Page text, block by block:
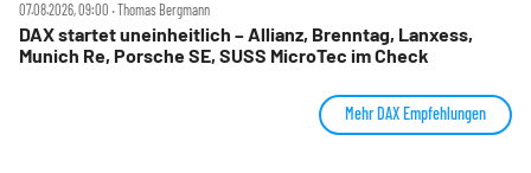
07.08.2026, 09:00 ‧ Thomas Bergmann
DAX startet uneinheitlich – Allianz, Brenntag, Lanxess,
Munich Re, Porsche SE, SUSS MicroTec im Check
Mehr DAX Empfehlungen